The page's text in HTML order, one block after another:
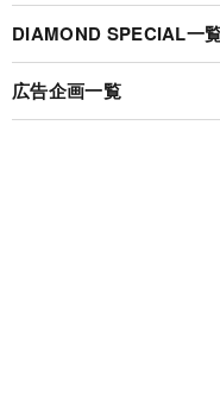
DIAMOND SPECIAL一
広告企画一覧